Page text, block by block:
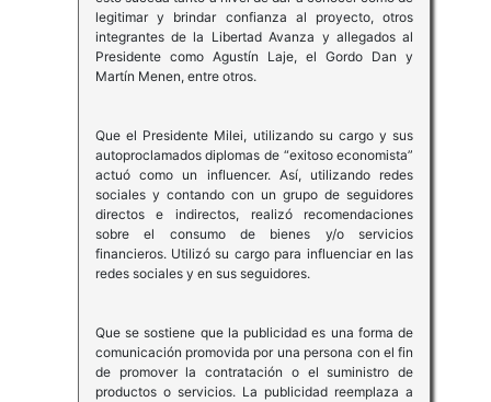
legitimar y brindar confianza al proyecto, otros
integrantes de la Libertad Avanza y allegados al
Presidente como Agustín Laje, el Gordo Dan y
Martín Menen, entre otros.
Que el Presidente Milei, utilizando su cargo y sus
autoproclamados diplomas de “exitoso economista”
actuó como un influencer. Así, utilizando redes
sociales y contando con un grupo de seguidores
directos e indirectos, realizó recomendaciones
sobre el consumo de bienes y/o servicios
financieros. Utilizó su cargo para influenciar en las
redes sociales y en sus seguidores.
Que se sostiene que la publicidad es una forma de
comunicación promovida por una persona con el fin
de promover la contratación o el suministro de
productos o servicios. La publicidad reemplaza a